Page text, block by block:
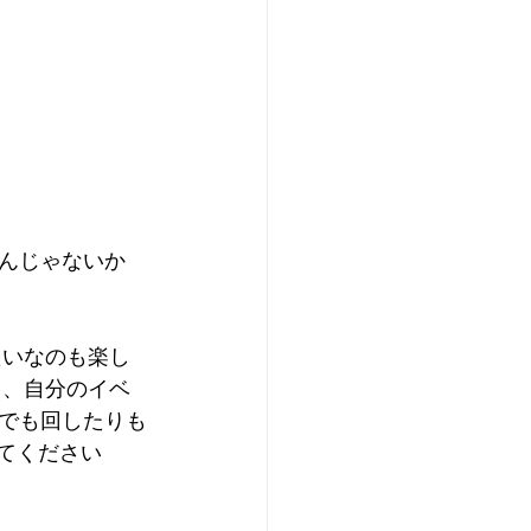
じゃないか
なのも楽し
自分のイベ
も回したりも
ください